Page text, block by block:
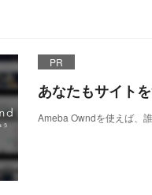
PR
あなたもサイト
Ameba Owndを使えば、